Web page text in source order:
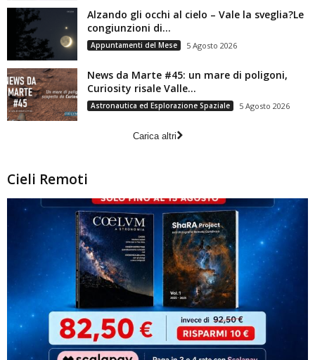
Alzando gli occhi al cielo – Vale la sveglia?Le
congiunzioni di...
Appuntamenti del Mese 5 Agosto 2026
News da Marte #45: un mare di poligoni,
Curiosity risale Valle...
Astronautica ed Esplorazione Spaziale 5 Agosto 2026
Carica altri
Cieli Remoti